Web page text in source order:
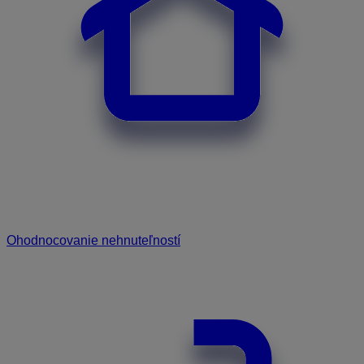
Ohodnocovanie nehnuteľností